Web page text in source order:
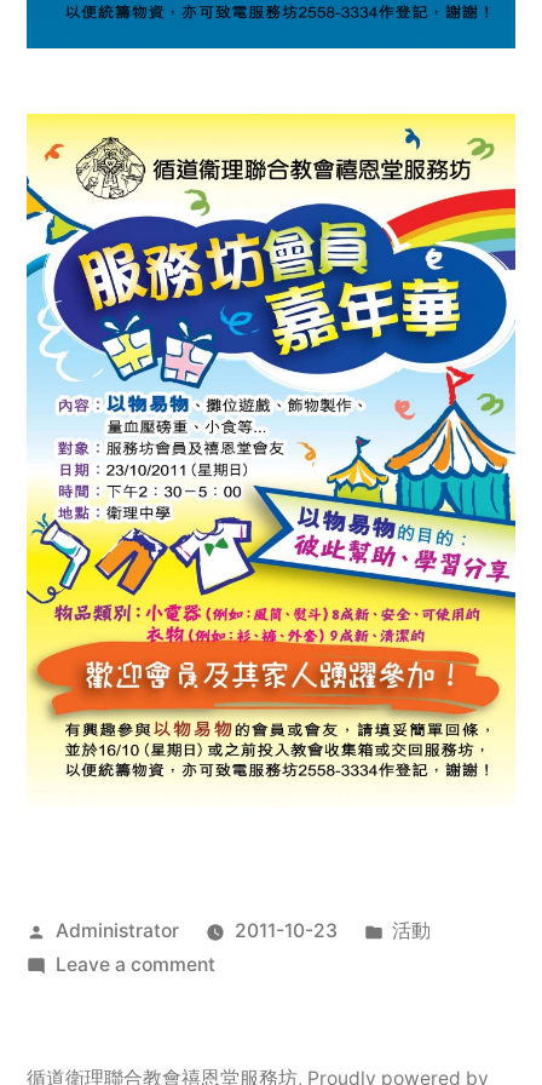
Posted
by
Administrator 2011-10-23
Posted
活動
Leave a commenton
服
循道衛理聯合教會禧恩堂服務坊, Proudly powered by